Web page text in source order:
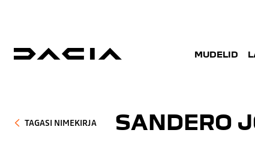
MUDELID
TAGASI NIMEKIRJA SANDERO